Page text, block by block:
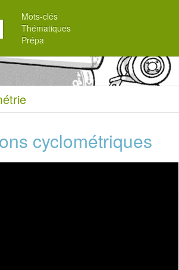
Chercher
Mots-clés
Thématiques
Prépa
cyclométriques